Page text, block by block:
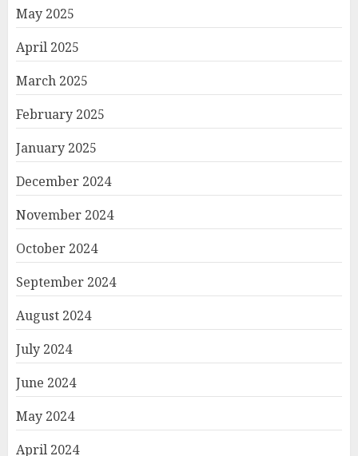
May 2025
April 2025
March 2025
February 2025
January 2025
December 2024
November 2024
October 2024
September 2024
August 2024
July 2024
June 2024
May 2024
April 2024